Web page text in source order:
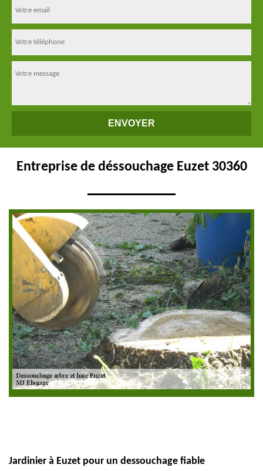
Entreprise de déssouchage Euzet 30360
Jardinier à Euzet pour un dessouchage fiable